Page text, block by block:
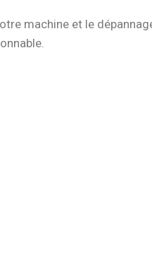
machine et le